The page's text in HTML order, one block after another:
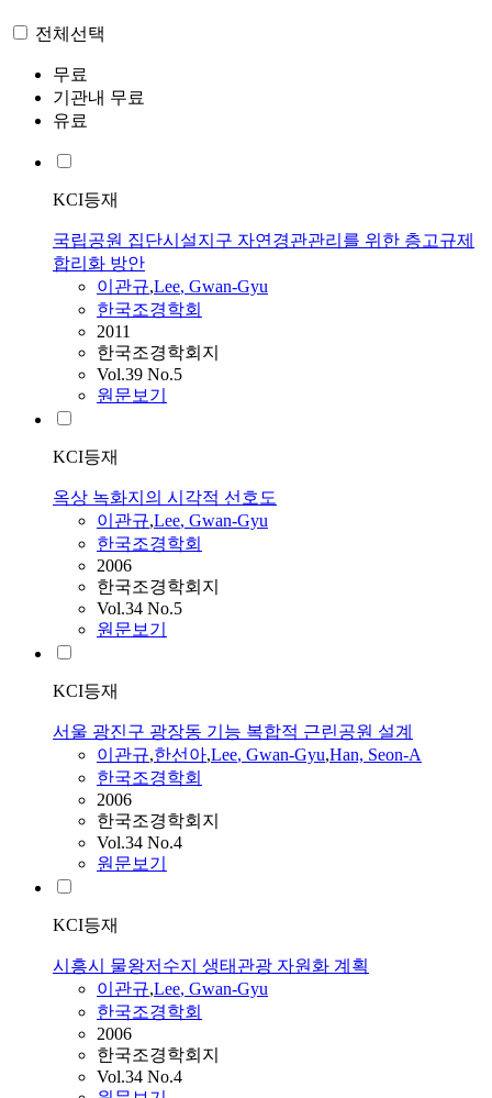
전체선택
무료
기관내 무료
유료
KCI등재
국립공원 집단시설지구 자연경관관리를 위한 층고규제
합리화 방안
이관규,Lee, Gwan-Gyu
한국조경학회
2011
한국조경학회지
Vol.39 No.5
원문보기
KCI등재
옥상 녹화지의 시각적 선호도
이관규,Lee, Gwan-Gyu
한국조경학회
2006
한국조경학회지
Vol.34 No.5
원문보기
KCI등재
서울 광진구 광장동 기능 복합적 근린공원 설계
이관규,한선아,Lee, Gwan-Gyu,Han, Seon-A
한국조경학회
2006
한국조경학회지
Vol.34 No.4
원문보기
KCI등재
시흥시 물왕저수지 생태관광 자원화 계획
이관규,Lee, Gwan-Gyu
한국조경학회
2006
한국조경학회지
Vol.34 No.4